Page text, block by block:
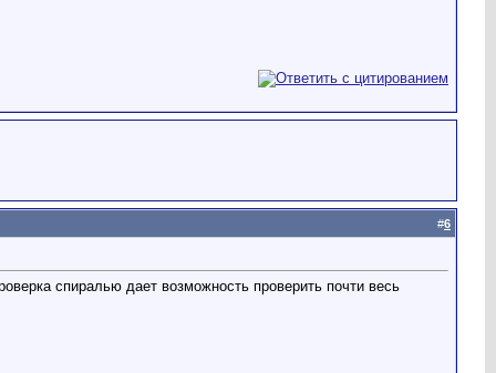
#6
спиралью дает возможность проверить почти весь